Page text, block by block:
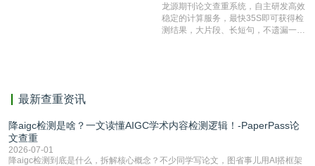
有相似的片段，该项技术检测速度快、
准确率高，市场反映良好。
龙源期刊论文查重系统，自主研发高效
稳定的计算服务，最快35S即可获得检
测结果，大片段、长短句，不遗漏一处
最新查重资讯
降aigc检测是啥？一文读懂AIGC学术内容检测逻辑！-PaperPass论
文查重
2026-07-01
降aigc检测到底是什么，拆解核心概念？不少同学写论文，图省事儿用AI搭框架